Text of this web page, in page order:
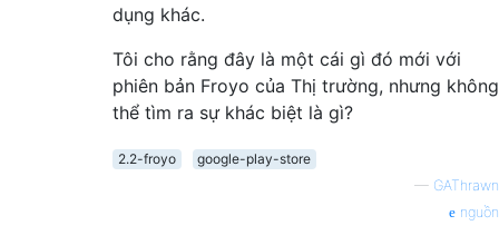
dụng khác.
Tôi cho rằng đây là một cái gì đó mới với
phiên bản Froyo của Thị trường, nhưng không
thể tìm ra sự khác biệt là gì?
2.2-froyo
google-play-store
— GAThrawn
nguồn